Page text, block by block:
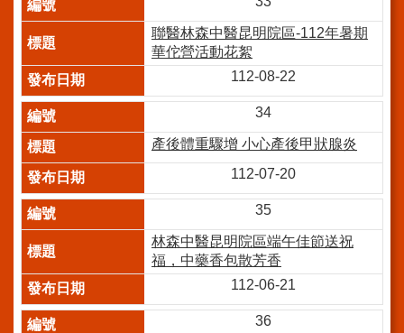
康
資
訊
網
站
導
覽
回
首
頁
台
通-
健
康
聯醫林森中醫昆明院區-112年暑期
華佗營活動花絮
112-08-22
34
產後體重驟增 小心產後甲狀腺炎
112-07-20
35
林森中醫昆明院區端午佳節送祝
福，中藥香包散芳香
112-06-21
36